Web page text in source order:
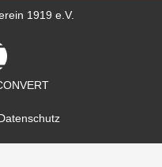
1919 e.V.